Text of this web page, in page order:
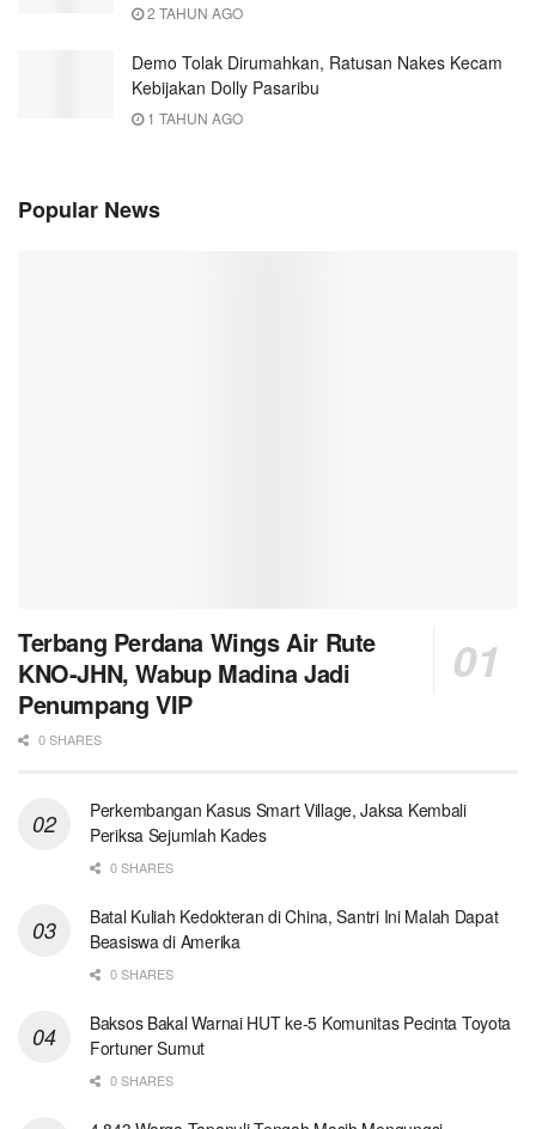
2 TAHUN AGO
Demo Tolak Dirumahkan, Ratusan Nakes Kecam
Kebijakan Dolly Pasaribu
1 TAHUN AGO
Popular News
Terbang Perdana Wings Air Rute
KNO-JHN, Wabup Madina Jadi
Penumpang VIP
0 SHARES
Perkembangan Kasus Smart Village, Jaksa Kembali
Periksa Sejumlah Kades
0 SHARES
Batal Kuliah Kedokteran di China, Santri Ini Malah Dapat
Beasiswa di Amerika
0 SHARES
Baksos Bakal Warnai HUT ke-5 Komunitas Pecinta Toyota
Fortuner Sumut
0 SHARES